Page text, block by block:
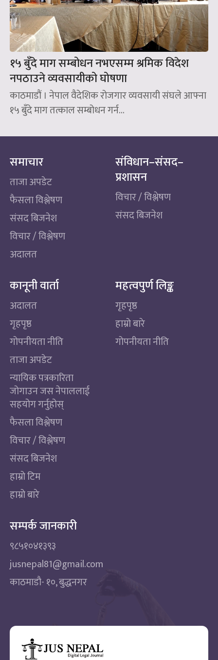
१५ बुँदे माग सम्बोधन नभएसम्म श्रमिक विदेश
नपठाउने व्यवसायीको घोषणा
काठमाडौं । नेपाल वैदेशिक रोजगार व्यवसायी संघले आफ्ना
१५ बुँदे माग तत्काल सम्बोधन गर्न...
समाचार
ताजा अपडेट
फैसला विश्लेषण
संसद बिजनेश
विचार / विश्लेषण
अदालत
संविधान–संसद–
प्रशासन
विचार / विश्लेषण
संसद बिजनेश
कानूनी वार्ता
अदालत
गृहपृष्ठ
गोपनीयता नीति
ताजा अपडेट
न्यायिक पत्रकारिता
जोगाउन जस नेपाललाई
सहयोग गर्नुहोस्
फैसला विश्लेषण
विचार / विश्लेषण
संसद बिजनेश
हाम्रो टिम
हाम्रो बारे
महत्वपुर्ण लिङ्क
गृहपृष्ठ
हाम्रो बारे
गोपनीयता नीति
सम्पर्क जानकारी
९८५१०४१३९३
jusnepal81@gmail.com
काठमाडाै‌- १०, बुद्धनगर